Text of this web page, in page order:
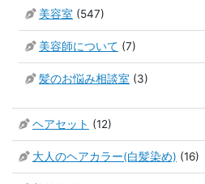
美容室 (547)
美容師について (7)
髪のお悩み相談室 (3)
ヘアセット (12)
大人のヘアカラー(白髪染め) (16)